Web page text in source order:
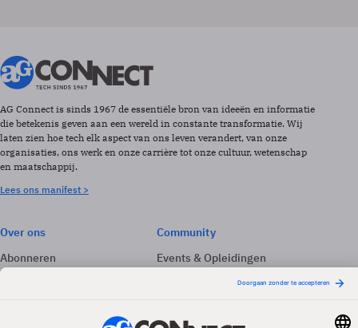
AG Connect is sinds 1967 de essentiële bron van ideeën en informatie
die betekenis geven aan een wereld in constante transformatie. Wij
laten zien hoe tech elk aspect van ons leven verandert, van onze
organisaties, ons werk en onze carrière tot onze cultuur, wetenschap
en maatschappij.
Lees ons manifest >
Over ons
Abonneren
Adverteren
Community
Events & Opleidingen